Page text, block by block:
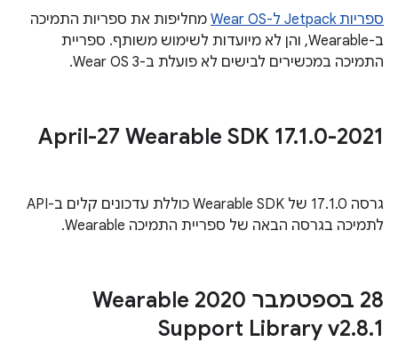
ספריות Jetpack ל-Wear OS
מחליפות את ספריות התמיכה
ב-Wearable, והן לא מיועדות לשימוש משותף. ספריית
התמיכה במכשירים לבישים לא פועלת ב-Wear OS 3.
‫2021-April-27 Wearable SDK 17
.1.0
גרסה 17.1.0 של Wearable SDK כוללת עדכונים קלים ב-API
לתמיכה בגרסה הבאה של ספריית התמיכה Wearable.
‫28 בספטמבר 2020 Wearable
Support Library v2.8.1